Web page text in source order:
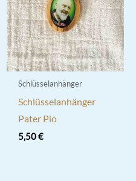
Schlüsselanhänger
Schlüsselanhänger
Pater Pio
5,50€